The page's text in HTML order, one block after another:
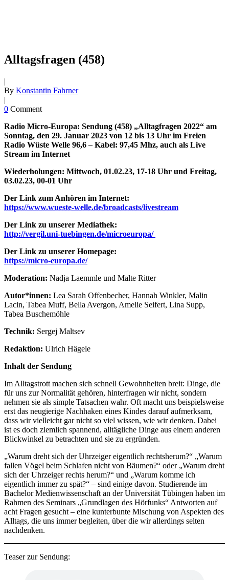
Alltagsfragen (458)
|
By Konstantin Fahrner
|
0 Comment
Radio Micro-Europa: Sendung (458) „Alltagfragen 2022“ am
Sonntag, den 29. Januar 2023 von 12 bis 13 Uhr im Freien
Radio Wüste Welle 96,6 – Kabel: 97,45 Mhz, auch als Live
Stream im Internet
Wiederholungen: Mittwoch, 01.02.23, 17-18 Uhr und Freitag,
03.02.23, 00-01 Uhr
Der Link zum Anhören im Internet:
https://www.wueste-welle.de/broadcasts/livestream
Der Link zu unserer Mediathek:
http://vergil.uni-tuebingen.de/microeuropa/
Der Link zu unserer Homepage:
https://micro-europa.de/
Moderation: Nadja Laemmle und Malte Ritter
Autor*innen: Lea Sarah Offenbecher, Hannah Winkler, Malin
Lacin, Tabea Muff, Bella Avergon, Amelie Seifert, Lina Supp,
Tabea Buschemöhle
Technik: Sergej Maltsev
Redaktion: Ulrich Hägele
Inhalt der Sendung
Im Alltagstrott machen sich schnell Gewohnheiten breit: Dinge, die
für uns zur Normalität gehören, hinterfragen wir nicht, sondern
nehmen sie als simple Tatsachen wahr. Oft macht uns beispielsweise
erst das neugierige Nachhaken eines Kindes darauf aufmerksam,
dass wir vielleicht gar nicht so viel wissen, wie wir denken. Dabei
ist es doch ziemlich spannend, alltägliche Dinge aus einem anderen
Blickwinkel zu betrachten und sie zu ergründen.
„Warum dreht sich der Uhrzeiger eigentlich rechtsherum?“ „Warum
fallen Vögel beim Schlafen nicht von Bäumen?“ oder „Warum dreht
sich der Uhrzeiger rechts herum?“ und „Warum komme ich
eigentlich immer zu spät?“ – sind einige davon. Studierende im
Bachelor Medienwissenschaft an der Universität Tübingen haben im
Rahmen des Seminars „Grundlagen des Hörfunks“ Antworten auf
acht Fragen gesucht – eine kunterbunte Mischung von Aspekten des
Alltags, die uns immer begleiten, über die wir allerdings selten
nachdenken.
Teaser zur Sendung: